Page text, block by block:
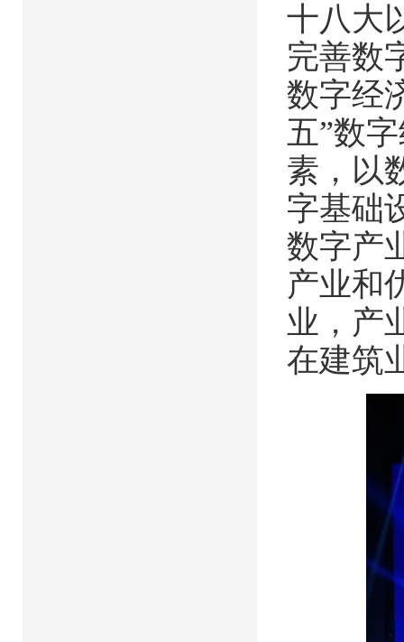
十八大
完善数
数字经
五”数
素，以
字基础
数字产
产业和
业，产
在建筑